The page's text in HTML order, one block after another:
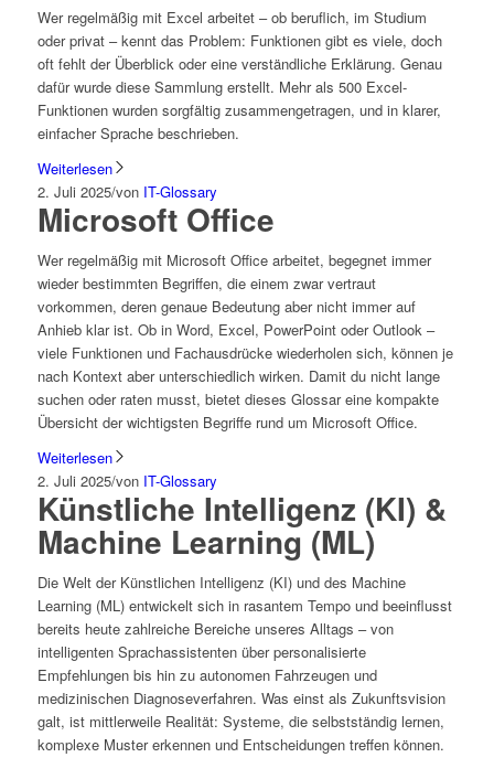
Wer regelmäßig mit Excel arbeitet – ob beruflich, im Studium
oder privat – kennt das Problem: Funktionen gibt es viele, doch
oft fehlt der Überblick oder eine verständliche Erklärung. Genau
dafür wurde diese Sammlung erstellt. Mehr als 500 Excel-
Funktionen wurden sorgfältig zusammengetragen, und in klarer,
einfacher Sprache beschrieben.
Weiterlesen
2. Juli 2025/von IT-Glossary
Microsoft Office
Wer regelmäßig mit Microsoft Office arbeitet, begegnet immer
wieder bestimmten Begriffen, die einem zwar vertraut
vorkommen, deren genaue Bedeutung aber nicht immer auf
Anhieb klar ist. Ob in Word, Excel, PowerPoint oder Outlook –
viele Funktionen und Fachausdrücke wiederholen sich, können je
nach Kontext aber unterschiedlich wirken. Damit du nicht lange
suchen oder raten musst, bietet dieses Glossar eine kompakte
Übersicht der wichtigsten Begriffe rund um Microsoft Office.
Weiterlesen
2. Juli 2025/von IT-Glossary
Künstliche Intelligenz (KI) &
Machine Learning (ML)
Die Welt der Künstlichen Intelligenz (KI) und des Machine
Learning (ML) entwickelt sich in rasantem Tempo und beeinflusst
bereits heute zahlreiche Bereiche unseres Alltags – von
intelligenten Sprachassistenten über personalisierte
Empfehlungen bis hin zu autonomen Fahrzeugen und
medizinischen Diagnoseverfahren. Was einst als Zukunftsvision
galt, ist mittlerweile Realität: Systeme, die selbstständig lernen,
komplexe Muster erkennen und Entscheidungen treffen können.